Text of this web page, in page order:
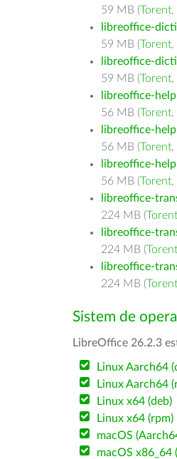
59 MB (Torent,
libreoffice-
59 MB (Torent,
libreoffice-
59 MB (Torent,
libreoffice-
56 MB (Torent,
libreoffice-
56 MB (Torent,
libreoffice-
56 MB (Torent,
libreoffice-
224 MB (Torent
libreoffice-
224 MB (Torent
libreoffice-
224 MB (Torent
Sistem de
LibreOffice 26.2.3
Linux Aarch64
Linux Aarch64
Linux x64 (deb)
Linux x64 (rpm)
macOS
macOS x86_64